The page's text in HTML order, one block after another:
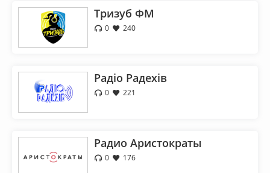
Тризуб ФМ
0 240
Радіо Радехів
0 221
Радио Аристократы
0 176